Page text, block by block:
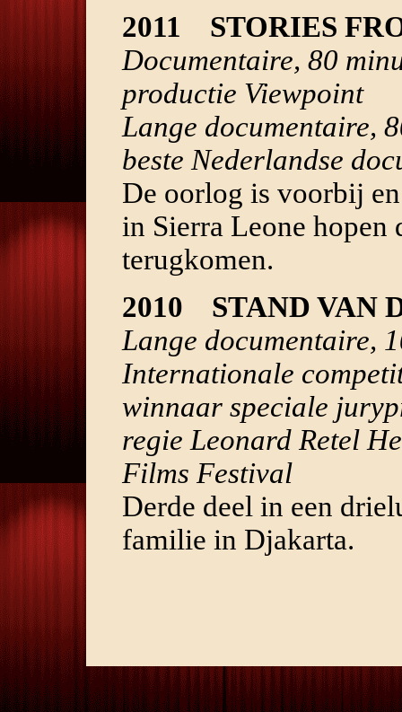
2011 STORIES
Documentaire, 80
productie Viewpoint
Lange documentaire,
beste Nederlandse
De oorlog is voorbij
in Sierra Leone hopen
terugkomen.
2010 STAND VAN
Lange documentaire,
Internationale
winnaar speciale
regie Leonard Retel
Films Festival
Derde deel in een
familie in Djakarta.